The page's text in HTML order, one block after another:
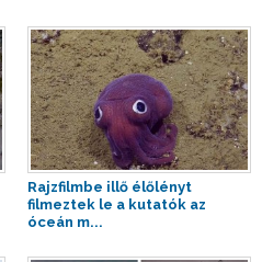
Rajzfilmbe illő élőlényt
filmeztek le a kutatók az
óceán m...